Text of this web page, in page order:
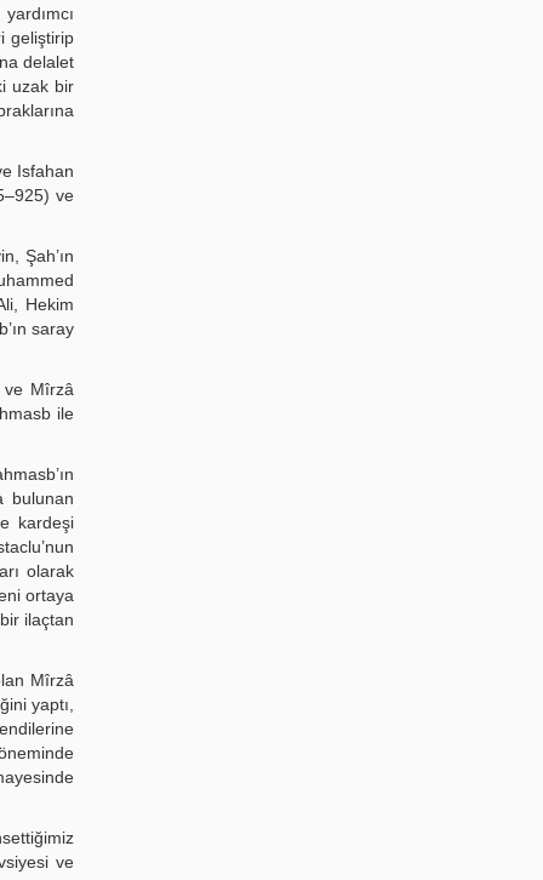
geliştirip
delalet
uzak bir
Isfahan
ve
Şah’ın
Hekim
saray
ve Mîrzâ
ile
bulunan
kardeşi
olarak
ortaya
ilaçtan
Mîrzâ
yaptı,
ve